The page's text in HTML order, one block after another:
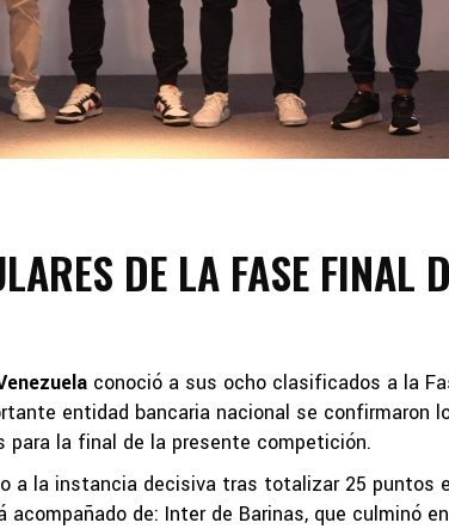
DE LA FASE FINAL
conoció a sus ocho clasificados a la
entidad bancaria nacional se confirmaron
para la final de la presente competición.
a la instancia decisiva tras totalizar 25 puntos
de: Inter de Barinas, que culminó